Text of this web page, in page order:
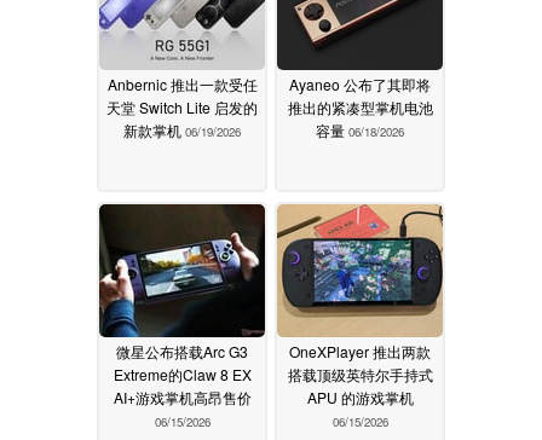
Anbernic 推出一款受任
天堂 Switch Lite 启发的
新款掌机 06/19/2026
Ayaneo 公布了其即将
推出的紧凑型掌机电池
容量 06/18/2026
微星公布搭载Arc G3
Extreme的Claw 8 EX
AI+游戏掌机高昂售价
06/15/2026
OneXPlayer 推出两款
搭载顶级英特尔手持式
APU 的游戏掌机
06/15/2026